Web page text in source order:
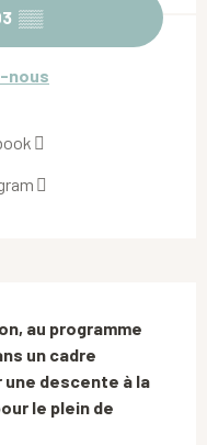
▒▒
nous
au programme
un cadre
descente à la
le plein de